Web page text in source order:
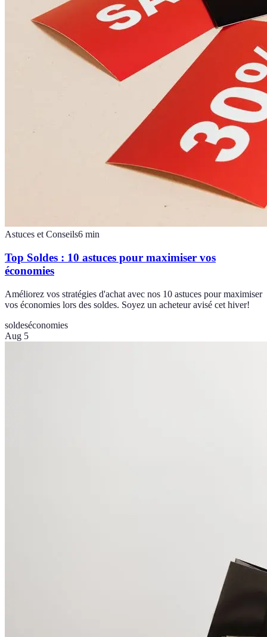
Astuces et Conseils6 min
Top Soldes : 10 astuces pour maximiser vos
économies
Améliorez vos stratégies d'achat avec nos 10 astuces pour maximiser
vos économies lors des soldes. Soyez un acheteur avisé cet hiver!
soldeséconomies
Aug 5